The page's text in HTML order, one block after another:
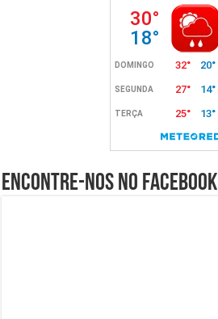
Encontre-nos no Facebook